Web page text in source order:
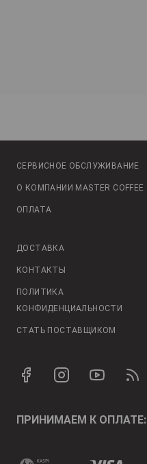
СЕРВИСНОЕ ОБСЛУЖИВАНИЕ
О КОМПАНИИ MASTER COFFEE
ОПЛАТА
ДОСТАВКА
КОНТАКТЫ
ПОЛИТИКА
КОНФИДЕНЦИАЛЬНОСТИ
СТАТЬ ПОСТАВЩИКОМ
ПРИНИМАЕМ К ОПЛАТЕ: